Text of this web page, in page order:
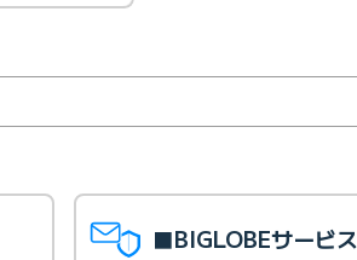
■BIGLOBEサービス